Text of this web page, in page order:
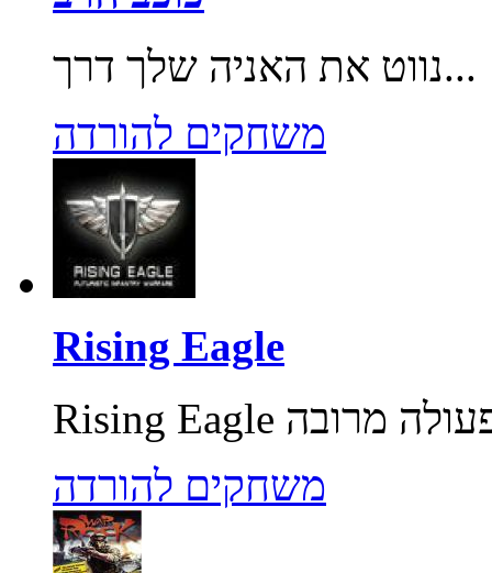
נווט את האניה שלך דרך...
משחקים להורדה
Rising Eagle
משחקים להורדה